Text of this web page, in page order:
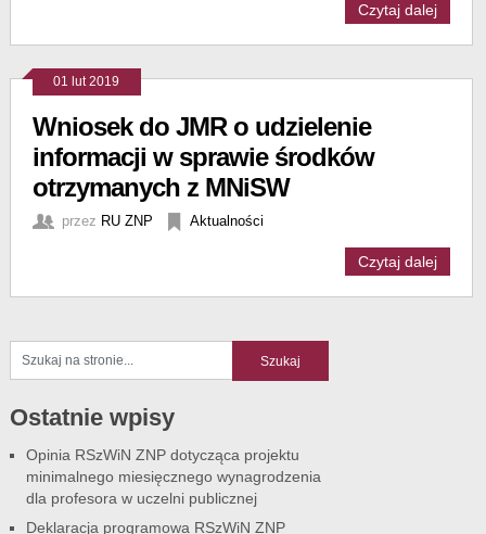
Czytaj dalej
01 lut 2019
Wniosek do JMR o udzielenie
informacji w sprawie środków
otrzymanych z MNiSW
przez RU ZNP Aktualności
Czytaj dalej
Ostatnie wpisy
Opinia RSzWiN ZNP dotycząca projektu
minimalnego miesięcznego wynagrodzenia
dla profesora w uczelni publicznej
Deklaracja programowa RSzWiN ZNP